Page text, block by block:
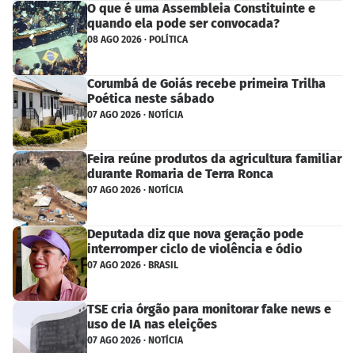
O que é uma Assembleia Constituinte e
quando ela pode ser convocada?
08 AGO 2026 · POLÍTICA
Corumbá de Goiás recebe primeira Trilha
Poética neste sábado
07 AGO 2026 · NOTÍCIA
Feira reúne produtos da agricultura familiar
durante Romaria de Terra Ronca
07 AGO 2026 · NOTÍCIA
Deputada diz que nova geração pode
interromper ciclo de violência e ódio
07 AGO 2026 · BRASIL
TSE cria órgão para monitorar fake news e
uso de IA nas eleições
07 AGO 2026 · NOTÍCIA